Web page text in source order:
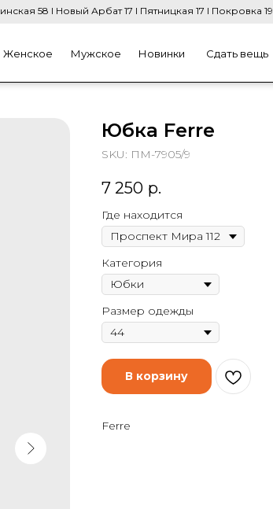
Женское Мужское Новинки Сдать вещь
58 I Новый Арбат 17 I Пятницкая 17 I Покровка 19
Юбка Ferre
SKU: ПМ-7905/9
7 250 р.
Где находится
Категория
Размер одежды
В корзину
Ferre